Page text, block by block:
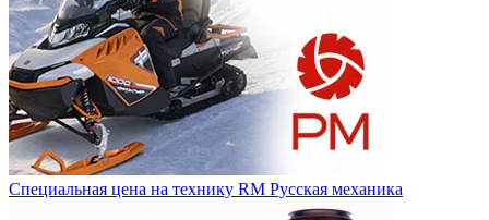
Специальная цена на технику RM Русская механика